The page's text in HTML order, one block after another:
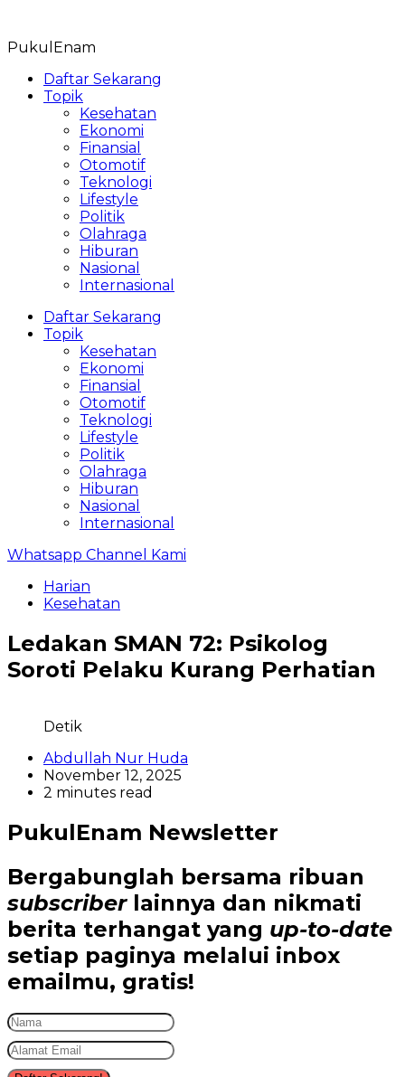
content
PukulEnam
Daftar Sekarang
Topik
Kesehatan
Ekonomi
Finansial
Otomotif
Teknologi
Lifestyle
Politik
Olahraga
Hiburan
Nasional
Internasional
Daftar Sekarang
Topik
Kesehatan
Ekonomi
Finansial
Otomotif
Teknologi
Lifestyle
Politik
Olahraga
Hiburan
Nasional
Internasional
Whatsapp Channel Kami
Harian
Kesehatan
Ledakan SMAN 72: Psikolog
Soroti Pelaku Kurang Perhatian
Detik
Abdullah Nur Huda
November 12, 2025
2 minutes read
PukulEnam Newsletter
Bergabunglah bersama ribuan
subscriberlainnya dan nikmati
berita terhangat yang up-to-date
setiap paginya melalui inbox
emailmu, gratis!